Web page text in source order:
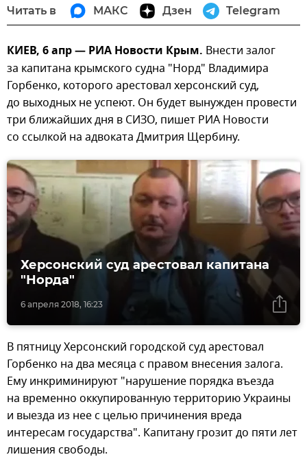
Читать в МАКС Дзен Telegram
КИЕВ, 6 апр — РИА Новости Крым. Внести залог
за капитана крымского судна "Норд" Владимира
Горбенко, которого арестовал херсонский суд,
до выходных не успеют. Он будет вынужден провести
три ближайших дня в СИЗО, пишет РИА Новости
со ссылкой на адвоката Дмитрия Щербину.
6 апреля 2018, 16:23
Херсонский суд арестовал капитана
"Норда"
В пятницу Херсонский городской суд арестовал
Горбенко на два месяца с правом внесения залога.
Ему инкриминируют "нарушение порядка въезда
на временно оккупированную территорию Украины
и выезда из нее с целью причинения вреда
интересам государства". Капитану грозит до пяти лет
лишения свободы.